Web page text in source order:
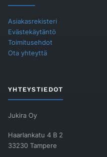
Asiakasrekisteri
Evästekäytäntö
Toimitusehdot
Ota yhteyttä
YHTEYSTIEDOT
Jukira Oy
Haarlankatu 4 B 2
33230 Tampere